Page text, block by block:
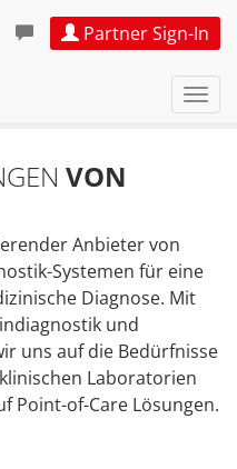
Partner Sign-In
VON
Anbieter von
Systemen für eine
Diagnose. Mit
und
uns auf die Bedürfnisse
Laboratorien
Point-of-Care Lösungen.